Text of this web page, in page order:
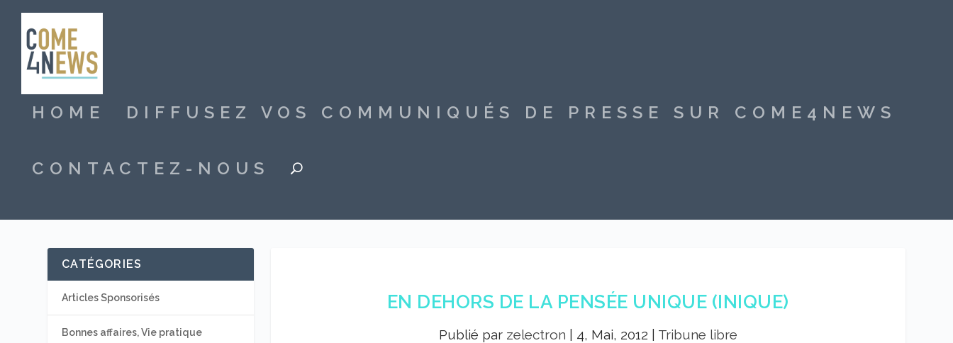
HOME DIFFUSEZ VOS COMMUNIQUÉS DE PRESSE SUR COME4NEWS
CONTACTEZ-NOUS
EN DEHORS DE LA PENSÉE UNIQUE (INIQUE)
Publié par zelectron 4, Mai, 2012 Tribune libre
CATÉGORIES
Articles Sponsorisés
Bonnes affaires, Vie pratique